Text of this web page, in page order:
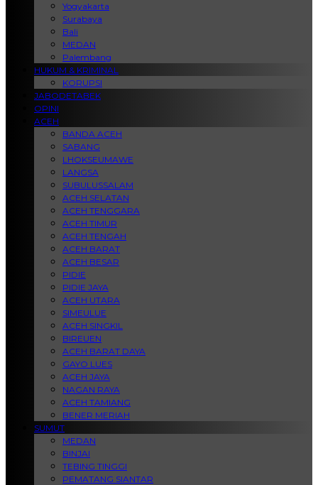
Yogyakarta
Surabaya
Bali
MEDAN
Palembang
HUKUM & KRIMINAL
KORUPSI
JABODETABEK
OPINI
ACEH
BANDA ACEH
SABANG
LHOKSEUMAWE
LANGSA
SUBULUSSALAM
ACEH SELATAN
ACEH TENGGARA
ACEH TIMUR
ACEH TENGAH
ACEH BARAT
ACEH BESAR
PIDIE
PIDIE JAYA
ACEH UTARA
SIMEULUE
ACEH SINGKIL
BIREUEN
ACEH BARAT DAYA
GAYO LUES
ACEH JAYA
NAGAN RAYA
ACEH TAMIANG
BENER MERIAH
SUMUT
MEDAN
BINJAI
TEBING TINGGI
PEMATANG SIANTAR